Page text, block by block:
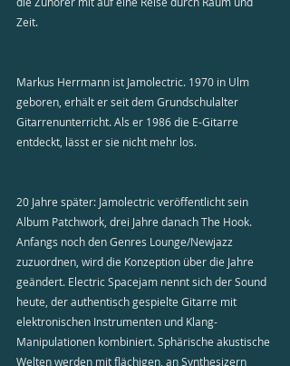
Zeit.
Markus Herrmann ist Jamolectric. 1970 in Ulm
geboren, erhält er seit dem Grundschulalter
Gitarrenunterricht. Als er 1986 die E-Gitarre
entdeckt, lässt er sie nicht mehr los.
20 Jahre später: Jamolectric veröffentlicht sein
Album Patchwork, drei Jahre danach The Hook.
Anfangs noch den Genres Lounge/Newjazz
zuzuordnen, wird die Konzeption über die Jahre
geändert. Electric Spacejam nennt sich der Sound
heute, der authentisch gespielte Gitarre mit
elektronischen Instrumenten und Klang-
Manipulationen kombiniert. Sphärische akustische
Welten werden mit flächigen, an Synthesizern